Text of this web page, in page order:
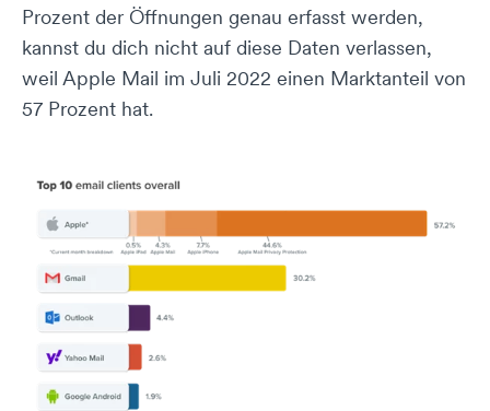
Prozent der Öffnungen genau erfasst werden,
kannst du dich nicht auf diese Daten verlassen,
weil Apple Mail im Juli 2022 einen Marktanteil von
57 Prozent hat.